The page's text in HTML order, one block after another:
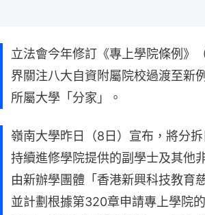
立法會今年修訂《專上學院條例》
界關注八大自資附屬院校過渡至新
所屬大學「分家」。
嶺南大學昨日（8日）宣布，將分
持續進修學院提供的副學士及其他
由新辦學團體「香港新興科技教育
並計劃根據第320章申請專上學院